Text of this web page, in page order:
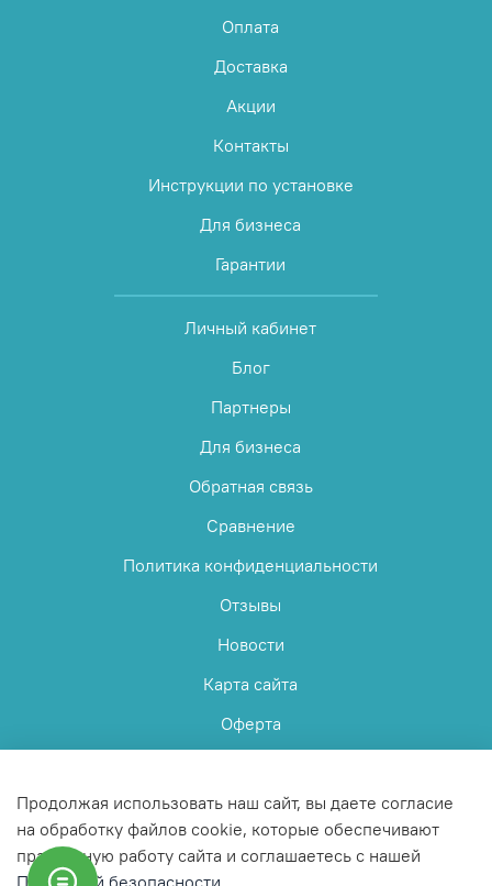
Оплата
Доставка
Акции
Контакты
Инструкции по установке
Для бизнеса
Гарантии
Личный кабинет
Блог
Партнеры
Для бизнеса
Обратная связь
Сравнение
Политика конфиденциальности
Отзывы
Новости
Карта сайта
Оферта
Продолжая использовать наш сайт, вы даете согласие
на обработку файлов cookie, которые обеспечивают
правильную работу сайта и соглашаетесь с нашей